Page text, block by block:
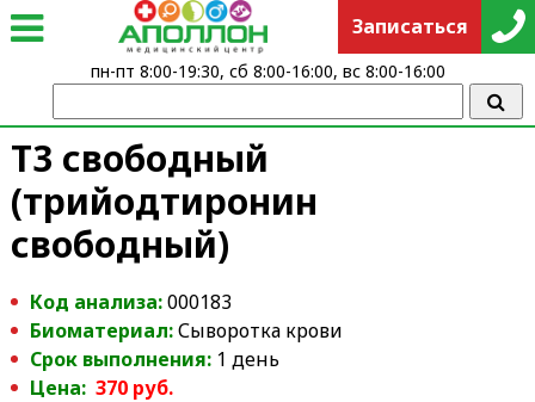
Т3 свободный
(трийодтиронин
свободный)
Код анализа:000183
Биоматериал:Сыворотка крови
Срок выполнения:1 день
Цена: 370 руб.
Записаться
пн-пт 8:00-19:30, сб 8:00-16:00, вс 8:00-16:00